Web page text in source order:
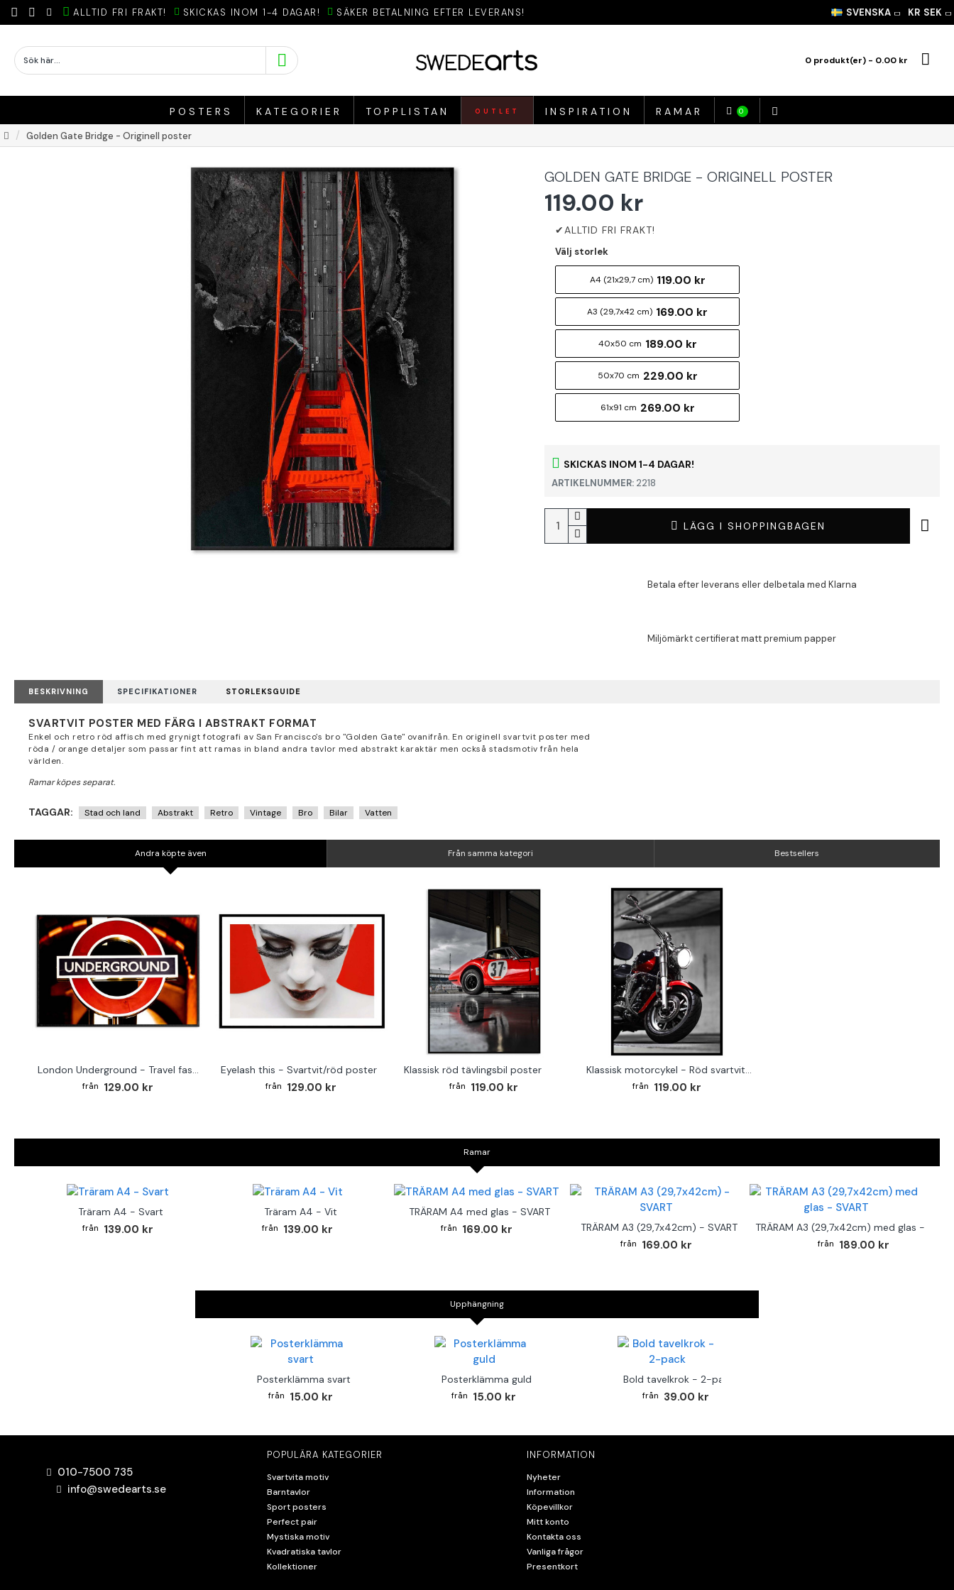
ALLTID FRI FRAKT! SKICKAS INOM 1-4 DAGAR! SÄKER BETALNING EFTER LEVERANS! SVENSKA KR SEK
0 produkt(er) - 0.00 kr
POSTERS KATEGORIER TOPPLISTAN OUTLET INSPIRATION RAMAR 0
Golden Gate Bridge - Originell poster
GOLDEN GATE BRIDGE - ORIGINELL POSTER
SKICKAS INOM 1-4 DAGAR!
ARTIKELNUMMER: 2218
119.00 kr
Välj storlek
A4 (21x29,7 cm) 119.00 kr
A3 (29,7x42 cm) 169.00 kr
40x50 cm 189.00 kr
50x70 cm 229.00 kr
61x91 cm 269.00 kr
LÄGG I SHOPPINGBAGEN
BESKRIVNING SPECIFIKATIONER STORLEKSGUIDE
SVARTVIT POSTER MED FÄRG I ABSTRAKT FORMAT
Enkel och retro röd affisch med grynigt fotografi av San Francisco's bro "Golden Gate" ovanifrån. En originell svartvit poster med
röda / orange detaljer som passar fint att ramas in bland andra tavlor med abstrakt karaktär men också stadsmotiv från hela
världen.
TAGGAR: Stad och land Abstrakt Retro Vintage Bro Bilar Vatten
Andra köpte även Från samma kategori Bestsellers
London Underground - Travel fashion poster
129.00 kr
Eyelash this - Svartvit/röd poster
129.00 kr
Klassisk röd tävlingsbil poster
119.00 kr
Klassisk motorcykel - Röd svartvit poster
119.00 kr
Ramar
Träram A4 - Svart
139.00 kr
Träram A4 - Vit
139.00 kr
TRÄRAM A4 med glas - SVART
169.00 kr TRÄRAM A3 (29,7x42cm) - SVART
169.00 kr
TRÄRAM A3 (29,7x42cm) med glas -
189.00 kr
Upphängning
Posterklämma svart
15.00 kr
Posterklämma guld
15.00 kr
Bold tavelkrok - 2-pack
39.00 kr
010-7500 735
info@swedearts.se
POPULÄRA KATEGORIER
Svartvita motiv
Barntavlor
Sport posters
Perfect pair
Mystiska motiv
Kvadratiska tavlor
Kollektioner
INFORMATION
Nyheter
Information
Köpevillkor
Mitt konto
Kontakta oss
Vanliga frågor
Presentkort